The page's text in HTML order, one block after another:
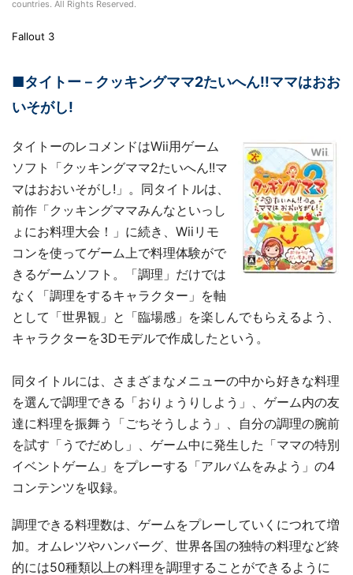
countries. All Rights Reserved.
Fallout 3
■タイトー－クッキングママ2たいへん!!ママはおお
いそがし!
タイトーのレコメンドはWii用ゲーム
ソフト「クッキングママ2たいへん!!マ
マはおおいそがし!」。同タイトルは、
前作「クッキングママみんなといっし
ょにお料理大会！」に続き、Wiiリモ
コンを使ってゲーム上で料理体験がで
きるゲームソフト。「調理」だけでは
なく「調理をするキャラクター」を軸
として「世界観」と「臨場感」を楽しんでもらえるよう、
キャラクターを3Dモデルで作成したという。
同タイトルには、さまざまなメニューの中から好きな料理
を選んで調理できる「おりょうりしよう」、ゲーム内の友
達に料理を振舞う「ごちそうしよう」、自分の調理の腕前
を試す「うでだめし」、ゲーム中に発生した「ママの特別
イベントゲーム」をプレーする「アルバムをみよう」の4
コンテンツを収録。
調理できる料理数は、ゲームをプレーしていくにつれて増
加。オムレツやハンバーグ、世界各国の独特の料理など終
的には50種類以上の料理を調理することができるように